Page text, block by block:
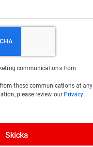
communications from
these communications at any
please review our Privacy
Skicka